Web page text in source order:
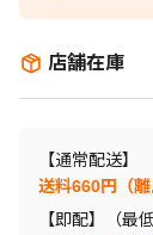
店舗在庫
【通常配送】
送料660円（
【即配】（最